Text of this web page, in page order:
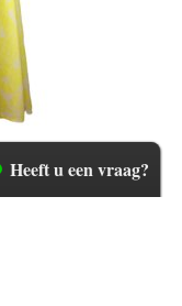
Heeft u een vraag?